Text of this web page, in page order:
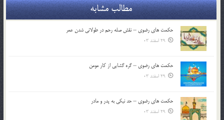
مطالب مشابه
حکمت های رضوی – نقش صله رحم در طولانی شدن عمر
29 اسفند 03
حکمت های رضوی – گره گشایی از کار مومن
29 اسفند 03
حکمت های رضوی – حد نیکی به پدر و مادر
29 اسفند 03